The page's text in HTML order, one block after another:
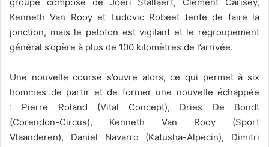
Kenneth Van Rooy et Ludovic Robeet tente de faire la
jonction, mais le peloton est vigilant et le regroupement
général s’opère à plus de 100 kilomètres de l’arrivée.
Une nouvelle course s’ouvre alors, ce qui permet à six
hommes de partir et de former une nouvelle échappée
: Pierre Roland (Vital Concept), Dries De Bondt
(Corendon-Circus), Kenneth Van Rooy (Sport
Vlaanderen), Daniel Navarro (Katusha-Alpecin), Dimitri